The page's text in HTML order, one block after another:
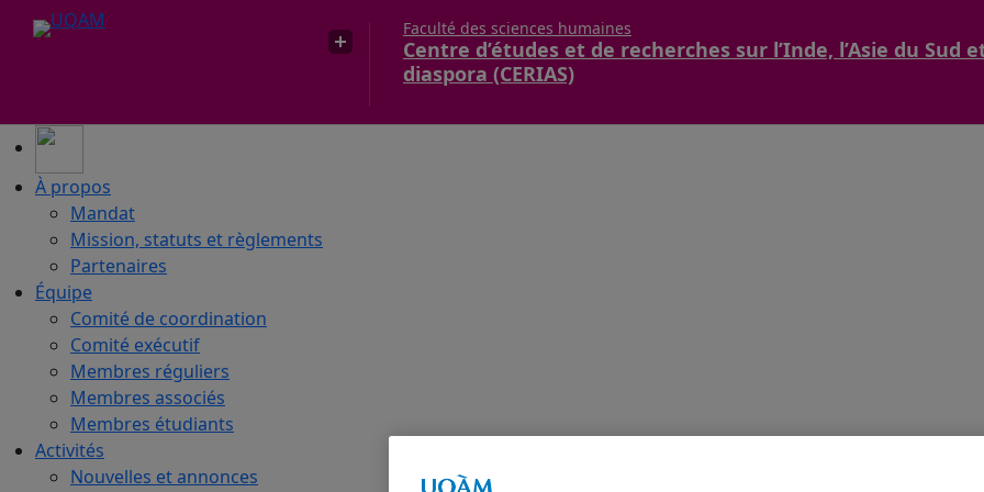
Faculté des sciences humaines
Centre d’études et de recherches sur l’Inde, l’Asie du Sud
diaspora (CERIAS)
À propos
Mandat
Mission, statuts et règlements
Partenaires
Équipe
Comité de coordination
Comité exécutif
Membres réguliers
Membres associés
Membres étudiants
Activités
Nouvelles et annonces